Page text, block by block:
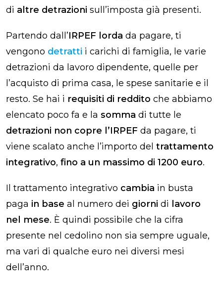
di altre detrazioni sull’imposta già presenti.
Partendo dall’IRPEF lorda da pagare, ti
vengono detratti i carichi di famiglia, le varie
detrazioni da lavoro dipendente, quelle per
l’acquisto di prima casa, le spese sanitarie e il
resto. Se hai i requisiti di reddito che abbiamo
elencato poco fa e la somma di tutte le
detrazioni non copre l’IRPEF da pagare, ti
viene scalato anche l’importo del trattamento
integrativo, fino a un massimo di 1200 euro.
Il trattamento integrativo cambia in busta
paga in base al numero dei giorni di
lavoro
nel mese. È quindi possibile che la cifra
presente nel cedolino non sia sempre uguale,
ma vari di qualche euro nei diversi mesi
dell’anno.